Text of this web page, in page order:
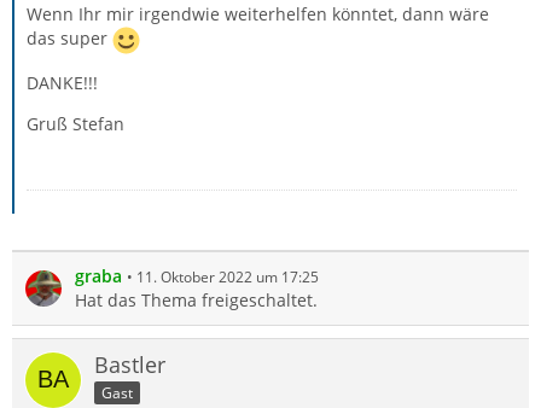
Wenn Ihr mir irgendwie weiterhelfen könntet, dann wäre
das super
DANKE!!!
Gruß Stefan
graba 11. Oktober 2022 um 17:25
Hat das Thema freigeschaltet.
Bastler
Gast